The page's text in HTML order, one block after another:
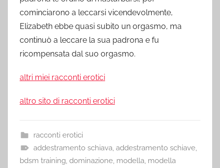
cominciarono a leccarsi vicendevolmente,
Elizabeth ebbe quasi subito un orgasmo, ma
continuò a leccare la sua padrona e fu
ricompensata dal suo orgasmo.
altri miei racconti erotici
altro sito di racconti erotici
racconti erotici
addestramento schiava addestramento schiave,
bdsm training dominazione modella modella